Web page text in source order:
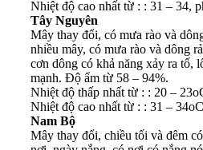
Nhiệt độ cao nhất từ : : 31 – 34,
Tây Nguyên
Mây thay đổi, có mưa rào và
nhiều mây, có mưa rào và dông
cơn dông có khả năng xảy ra tố,
mạnh. Độ ẩm từ 58 – 94%.
Nhiệt độ thấp nhất từ : : 20 –
Nhiệt độ cao nhất từ : : 31 – 34oC
Nam Bộ
Mây thay đổi, chiều tối và đêm